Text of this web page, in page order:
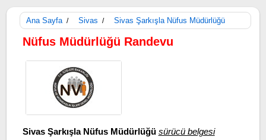
Ana Sayfa / Sivas / Sivas Şarkışla Nüfus Müdürlüğü
Nüfus Müdürlüğü Randevu
Sivas Şarkışla Nüfus Müdürlüğü sürücü belgesi